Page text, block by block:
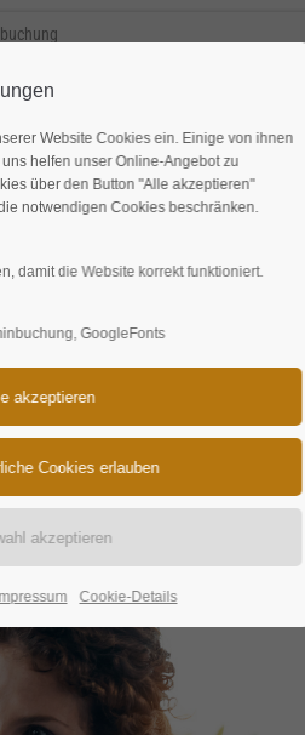
sollten Sie als Chef
Website Cookies ein. Einige von ihnen
helfen unser Online-Angebot zu
über den Button "Alle akzeptieren"
notwendigen Cookies beschränken.
damit die Website korrekt funktioniert.
GoogleFonts
Impressum Cookie-Details